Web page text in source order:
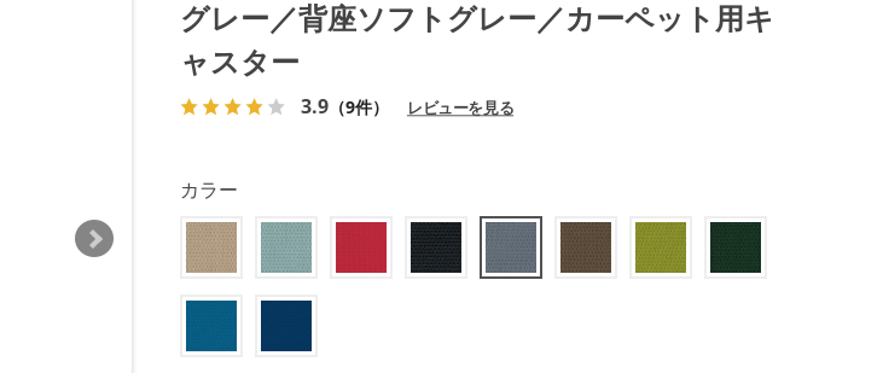
グレー／背座ソフトグレー／カーペット用キ
ャスター
3.9 （9件） レビューを見る
カラー